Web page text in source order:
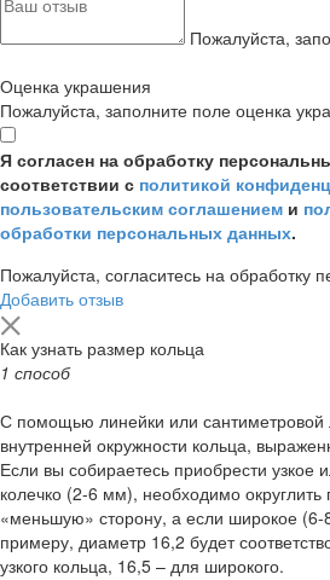
Пожалуйста,
Оценка украшения
Пожалуйста, заполните поле оценка
Я согласен на обработку
соответствии с политикой
пользовательским соглашением и
обработки персональных данных.
Пожалуйста, согласитесь на обработку
Добавить отзыв
Как узнать размер кольца
1 способ
С помощью линейки или сантиметровой
внутренней окружности кольца,
Если вы собираетесь приобрести узкое
колечко (2-6 мм), необходимо
«меньшую» сторону, а если широкое
примеру, диаметр 16,2 будет
узкого кольца, 16,5 – для широкого.